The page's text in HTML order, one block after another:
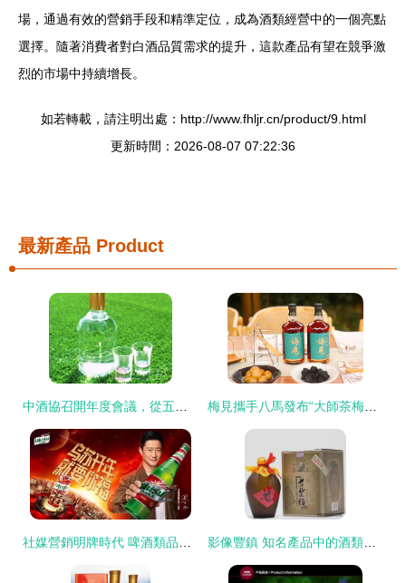
場，通過有效的營銷手段和精準定位，成為酒類經營中的一個亮點
選擇。隨著消費者對白酒品質需求的提升，這款產品有望在競爭激
烈的市場中持續增長。
如若轉載，請注明出處：http://www.fhljr.cn/product/9.html
更新時間：2026-08-07 07:22:36
最新產品 Product